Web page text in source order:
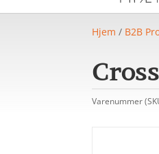
Hjem / B2B
Varenummer